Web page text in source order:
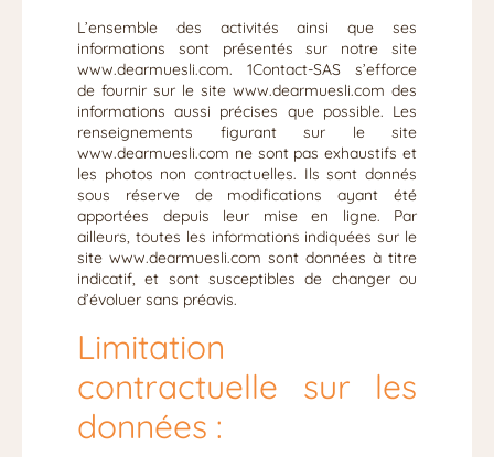
L’ensemble des activités ainsi que ses
informations sont présentés sur notre site
www.dearmuesli.com. 1Contact-SAS s’efforce
de fournir sur le site www.dearmuesli.com des
informations aussi précises que possible. Les
renseignements figurant sur le site
www.dearmuesli.com ne sont pas exhaustifs et
les photos non contractuelles. Ils sont donnés
sous réserve de modifications ayant été
apportées depuis leur mise en ligne. Par
ailleurs, toutes les informations indiquées sur le
site www.dearmuesli.com sont données à titre
indicatif, et sont susceptibles de changer ou
d’évoluer sans préavis.
Limitation
contractuelle sur les
données :